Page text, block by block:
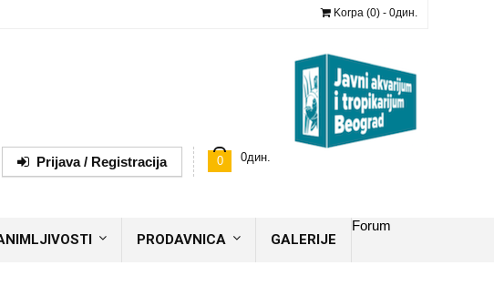
Korpa (0) - 0дин.
Prijava / Registracija 0 0дин.
PRODAVNICA GALERIJE
Forum